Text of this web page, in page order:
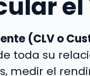
(CLV o
toda su
medir el